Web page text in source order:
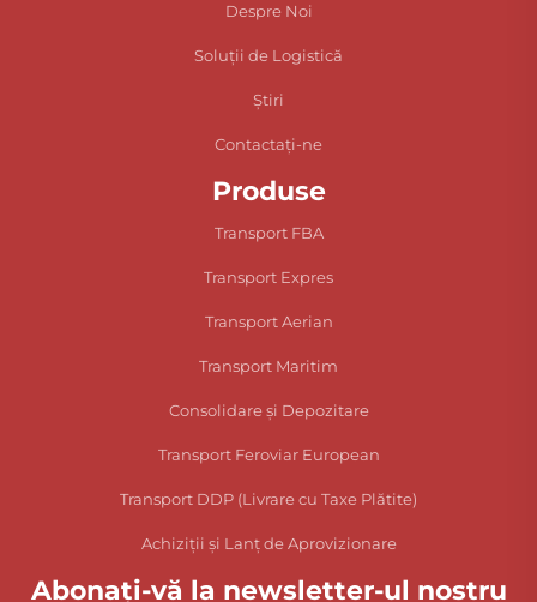
Despre Noi
Soluții de Logistică
Știri
Contactați-ne
Produse
Transport FBA
Transport Expres
Transport Aerian
Transport Maritim
Consolidare și Depozitare
Transport Feroviar European
Transport DDP (Livrare cu Taxe Plătite)
Achiziții și Lanț de Aprovizionare
Abonați-vă la newsletter-ul nostru